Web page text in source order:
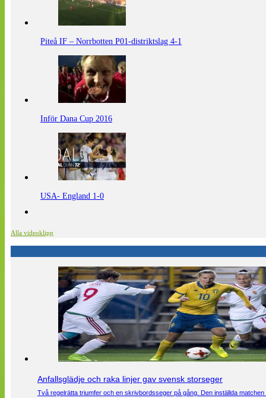
Piteå IF – Norrbotten P01-distriktslag 4-1
Inför Dana Cup 2016
USA- England 1-0
Alla videoklipp
Anfallsglädje och raka linjer gav svensk storseger
Två regelrätta triumfer och en skrivbordsseger på gång. Den inställda